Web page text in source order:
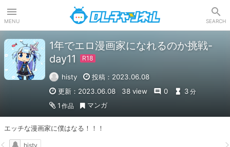
MENU SEARCH
1年でエロ漫画家になれるのか挑戦-
day11
histy
投稿：2023.06.08
更新：2023.06.08
38 view 0 3 分
1 作品 マンガ
エッチな漫画家に僕はなる！！！
histy